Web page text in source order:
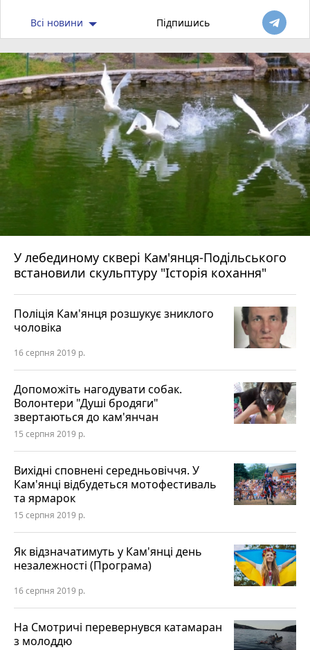
Всі новини Підпишись
У лебединому сквері Кам'янця-Подільського
встановили скульптуру "Історія кохання"
Поліція Кам'янця розшукує зниклого
чоловіка
16 серпня 2019 р.
Допоможіть нагодувати собак.
Волонтери "Душі бродяги"
звертаються до кам'янчан
15 серпня 2019 р.
Вихідні сповнені середньовіччя. У
Кам'янці відбудеться мотофестиваль
та ярмарок
15 серпня 2019 р.
Як відзначатимуть у Кам'янці день
незалежності (Програма)
16 серпня 2019 р.
На Смотричі перевернувся катамаран
з молоддю